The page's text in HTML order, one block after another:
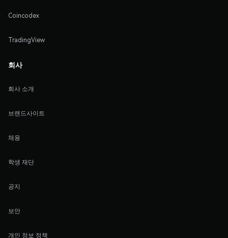
Coincodex
TradingView
회사
회사 소개
브랜드사이트
채용
학생 재단
공지
보안
개인 정보 정책